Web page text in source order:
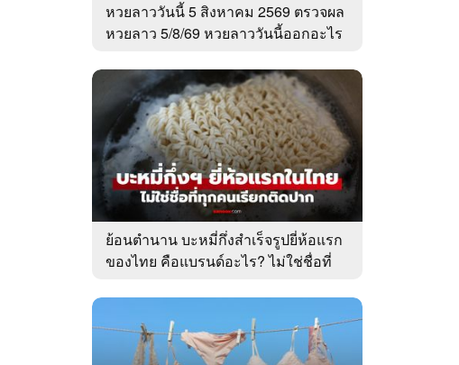
หวยลาววันนี้ 5 สิงหาคม 2569 ตรวจผล
หวยลาว 5/8/69 หวยลาววันนี้ออกอะไร
ย้อนตำนาน บะหมี่กึ่งสำเร็จรูปยี่ห้อแรก
ของไทย คือแบรนด์อะไร? ไม่ใช่ชื่อที่